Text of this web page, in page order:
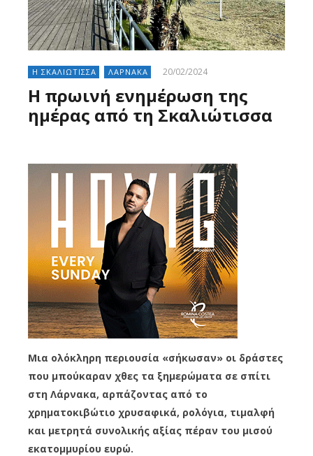
Η ΣΚΑΛΙΩΤΙΣΣΑ ΛΑΡΝΑΚΑ 20/02/2024
Η πρωινή ενημέρωση της
ημέρας από τη Σκαλιώτισσα
Μια ολόκληρη περιουσία «σήκωσαν» οι δράστες
που μπούκαραν χθες τα ξημερώματα σε σπίτι
στη Λάρνακα, αρπάζοντας από το
χρηματοκιβώτιο χρυσαφικά, ρολόγια, τιμαλφή
και μετρητά συνολικής αξίας πέραν του μισού
εκατομμυρίου ευρώ.